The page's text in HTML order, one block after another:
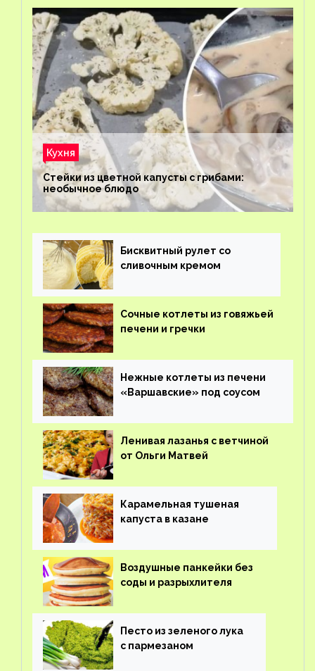
Кухня
Стейки из цветной капусты с грибами:
необычное блюдо
Бисквитный рулет со
сливочным кремом
Сочные котлеты из говяжьей
печени и гречки
Нежные котлеты из печени
«Варшавские» под соусом
Ленивая лазанья с ветчиной
от Ольги Матвей
Карамельная тушеная
капуста в казане
Воздушные панкейки без
соды и разрыхлителя
Песто из зеленого лука
с пармезаном